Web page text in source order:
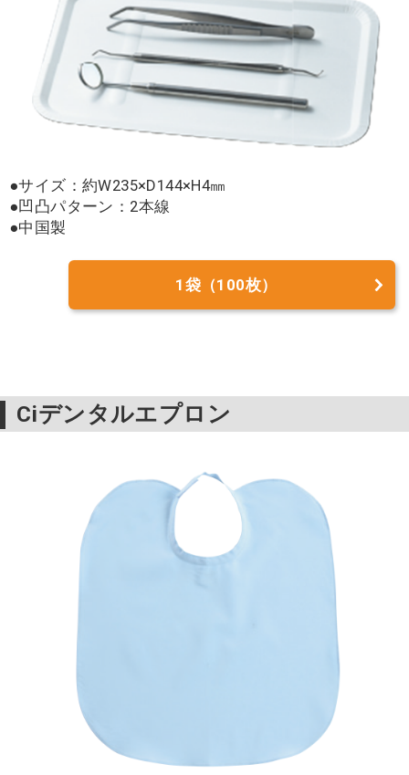
●サイズ：約W235×D144×H4㎜
●凹凸パターン：2本線
●中国製
1袋（100枚）
Ciデンタルエプロン